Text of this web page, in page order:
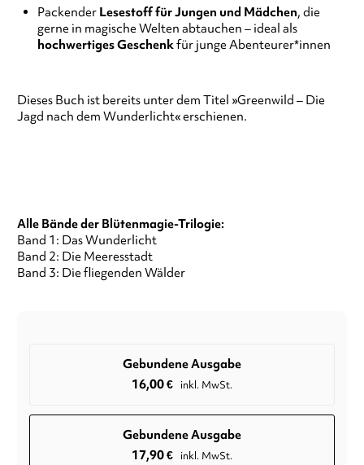
Packender Lesestoff für Jungen und Mädchen, die
gerne in magische Welten abtauchen – ideal als
hochwertiges Geschenkfür junge Abenteurer*innen
Dieses Buch ist bereits unter dem Titel »Greenwild – Die
Jagd nach dem Wunderlicht« erschienen.
Alle Bände der Blütenmagie-Trilogie:
Band 1: Das Wunderlicht
Band 2: Die Meeresstadt
Band 3: Die fliegenden Wälder
Gebundene Ausgabe
16,00€ inkl. MwSt.
Gebundene Ausgabe
17,90€ inkl. MwSt.